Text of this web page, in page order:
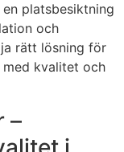
platsbesiktning
och
rätt lösning för
kvalitet och
–